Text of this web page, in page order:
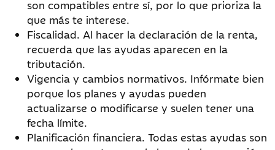
son compatibles entre sí, por lo que prioriza la
que más te interese.
Fiscalidad. Al hacer la declaración de la renta,
recuerda que las ayudas aparecen en la
tributación.
Vigencia y cambios normativos. Infórmate bien
porque los planes y ayudas pueden
actualizarse o modificarse y suelen tener una
fecha límite.
Planificación financiera. Todas estas ayudas son